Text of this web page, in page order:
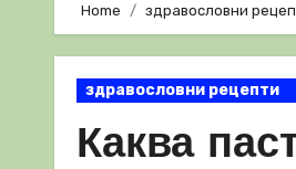
Home здравословни
здравословни рецепти
Каква